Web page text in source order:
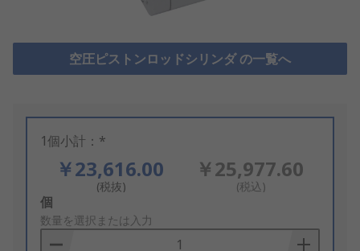
空圧ピストンロッドシリンダ の一覧へ
1個小計：*
￥23,616.00
(税抜)
￥25,977.60
(税込)
Add
to
Basket
個
数量を選択または入力